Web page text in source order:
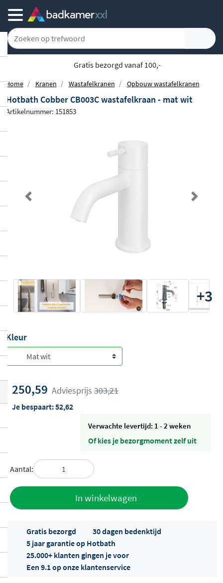
Gratis bezorgd vanaf 100,-
Home Kranen Wastafelkranen Opbouw wastafelkranen
Hotbath Cobber CB003C wastafelkraan - mat wit
Artikelnummer: 151853
Previous Next
+3
Kleur
250,59 Adviesprijs 303,21
Je bespaart:52,62
Verwachte levertijd: 1 - 2 weken
Of kies je bezorgmoment zelf uit
Aantal:
In winkelwagen
Gratis bezorgd
30 dagen bedenktijd
5 jaar garantie op Hotbath
25.000+ klanten gingen je voor
Een 9.1 op onze klantenservice